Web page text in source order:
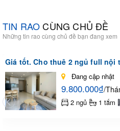
TIN RAOCÙNG CHỦ ĐỀ
Những tin rao cùng chủ đề bạn đang xem
Giá tốt. Cho thuê 2 ngủ full nội
Đang cập nhật
9.800.000₫/
2 ngủ 1 tắm